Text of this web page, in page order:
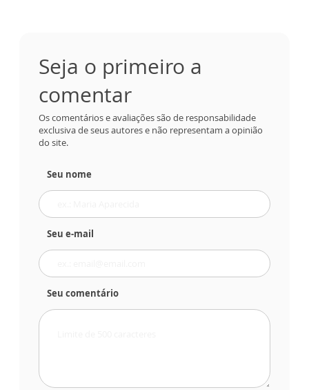
Seja o primeiro a
comentar
Os comentários e avaliações são de responsabilidade
exclusiva de seus autores e não representam a opinião
do site.
Seu nome
Seu e-mail
Seu comentário